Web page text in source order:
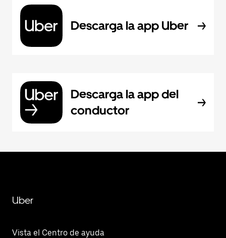
Descarga la app Uber
Descarga la app del
conductor
Uber
Vista el Centro de ayuda